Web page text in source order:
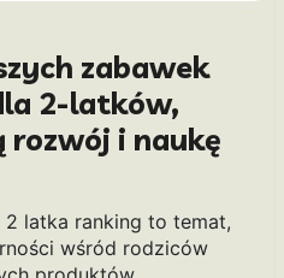
zabawek
2-latków,
i naukę
latka ranking to temat,
wśród rodziców